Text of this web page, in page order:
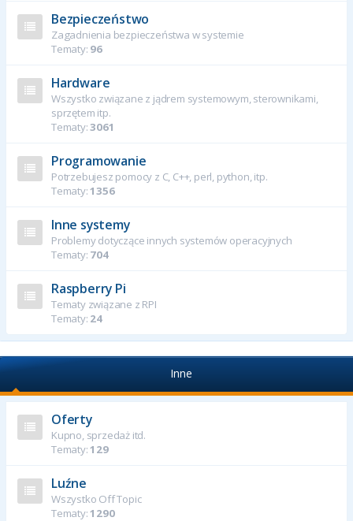
Bezpieczeństwo
Zagadnienia bezpieczeństwa w systemie
Tematy: 96
Hardware
Wszystko związane z jądrem systemowym, sterownikami,
sprzętem itp.
Tematy:3061
Programowanie
Potrzebujesz pomocy z C, C++, perl, python, itp.
Tematy:1356
Inne systemy
Problemy dotyczące innych systemów operacyjnych
Tematy: 704
Raspberry Pi
Tematy związane z RPI
Tematy: 24
Inne
Oferty
Kupno, sprzedaż itd.
Tematy:129
Luźne
Wszystko Off Topic
Tematy:1290